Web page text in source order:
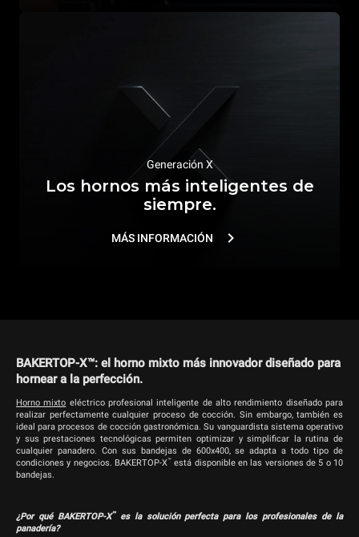
Generación X
Los hornos más inteligentes de
siempre.
MÁS INFORMACIÓN
BAKERTOP-X™: el horno mixto más innovador diseñado para
hornear a la perfección.
Horno mixto eléctrico profesional inteligente de alto rendimiento diseñado para
realizar perfectamente cualquier proceso de cocción. Sin embargo, también es
ideal para procesos de cocción gastronómica. Su vanguardista sistema operativo
y sus prestaciones tecnológicas permiten optimizar y simplificar la rutina de
cualquier panadero. Con sus bandejas de 600x400, se adapta a todo tipo de
condiciones y negocios. BAKERTOP-X™ está disponible en las versiones de 5 o 10
bandejas.
¿Por qué BAKERTOP-X™es la solución perfecta para los profesionales de la
panadería?